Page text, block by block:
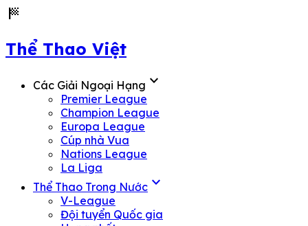
sports_score
Thể Thao Việt
Các Giải Ngoại Hạng expand_more
Premier League
Champion League
Europa League
Cúp nhà Vua
Nations League
La Liga
Thể Thao Trong Nước expand_more
V-League
Đội tuyển Quốc gia